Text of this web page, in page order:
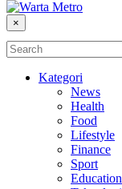
×
Kategori
News
Health
Food
Lifestyle
Finance
Sport
Education